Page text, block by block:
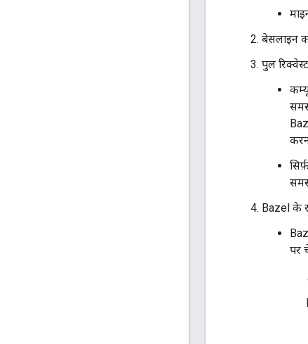
बेसलाइन
पुल
Bazel के
पर